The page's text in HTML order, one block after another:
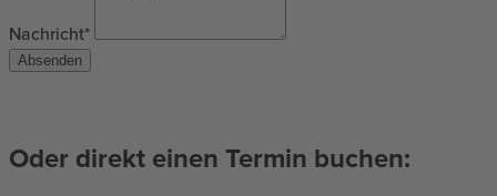
Nachricht*
Absenden
Oder direkt einen Termin buchen: